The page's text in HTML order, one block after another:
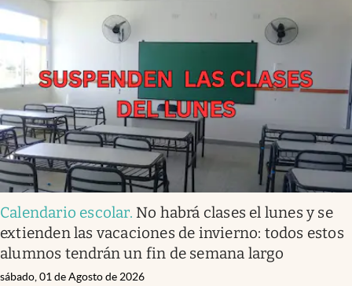
Calendario escolar. No habrá clases el lunes y se
extienden las vacaciones de invierno: todos estos
alumnos tendrán un fin de semana largo
sábado, 01 de Agosto de 2026